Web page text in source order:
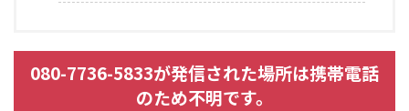
080-7736-5833が発信された場所は携帯電話
のため不明です。